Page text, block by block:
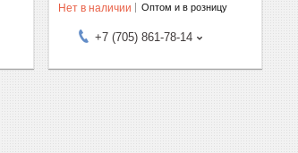
Нет в наличии Оптом и в розницу
+7 (705) 861-78-14